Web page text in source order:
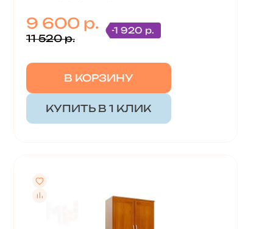
9 600 р.
11 520 р.
-1 920 р.
В КОРЗИНУ
КУПИТЬ В 1 КЛИК